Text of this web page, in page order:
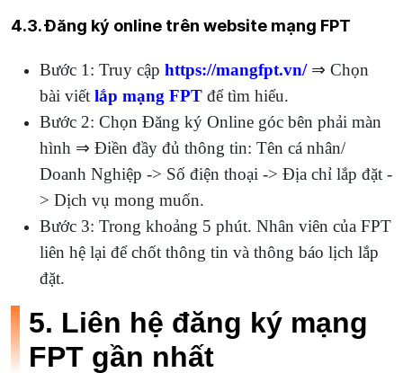
4.3. Đăng ký online trên website mạng FPT
Bước 1: Truy cập https://mangfpt.vn/⇒ Chọn
bài viết lắp mạng FPT để tìm hiểu.
Bước 2: Chọn Đăng ký Online góc bên phải màn
hình ⇒ Điền đầy đủ thông tin: Tên cá nhân/
Doanh Nghiệp -> Số điện thoại -> Địa chỉ lắp đặt -
> Dịch vụ mong muốn.
Bước 3: Trong khoảng 5 phút. Nhân viên của FPT
liên hệ lại để chốt thông tin và thông báo lịch lắp
đặt.
5. Liên hệ đăng ký mạng
FPT gần nhất